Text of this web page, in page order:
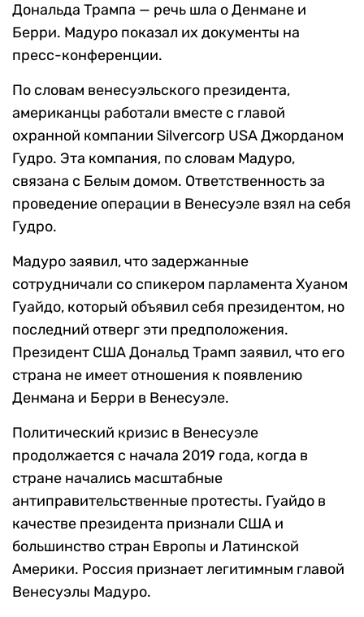
Дональда Трампа — речь шла о Денмане и
Берри. Мадуро показал их документы на
пресс-конференции.
По словам венесуэльского президента,
американцы работали вместе с главой
охранной компании Silvercorp USA Джорданом
Гудро. Эта компания, по словам Мадуро,
связана с Белым домом. Ответственность за
проведение операции в Венесуэле взял на себя
Гудро.
Мадуро заявил, что задержанные
сотрудничали со спикером парламента Хуаном
Гуайдо, который объявил себя президентом, но
последний отверг эти предположения.
Президент США Дональд Трамп заявил, что его
страна не имеет отношения к появлению
Денмана и Берри в Венесуэле.
Политический кризис в Венесуэле
продолжается с начала 2019 года, когда в
стране начались масштабные
антиправительственные протесты. Гуайдо в
качестве президента признали США и
большинство стран Европы и Латинской
Америки. Россия признает легитимным главой
Венесуэлы Мадуро.